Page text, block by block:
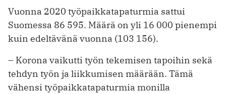
Vuonna 2020 työpaikkatapaturmia sattui
Suomessa 86 595. Määrä on yli 16 000 pienempi
kuin edeltävänä vuonna (103 156).
– Korona vaikutti työn tekemisen tapoihin sekä
tehdyn työn ja liikkumisen määrään. Tämä
vähensi työpaikkatapaturmia monilla